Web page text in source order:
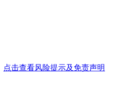
点击查看风险提示及免责声明